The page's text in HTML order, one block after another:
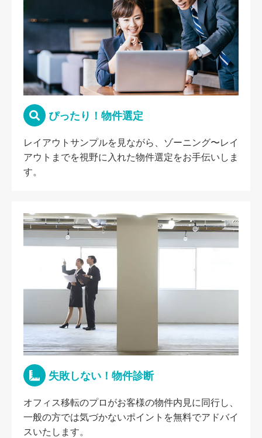
ぴったり！物件選定
レイアウトサンプルを見ながら、ゾーニング〜レイ
アウトまでを視野に入れた物件選定をお手伝いしま
す。
失敗しない！物件診断
オフィス移転のプロがお客様の物件内見に同行し、
一般の方では気づかないポイントを無料でアドバイ
スいたします。